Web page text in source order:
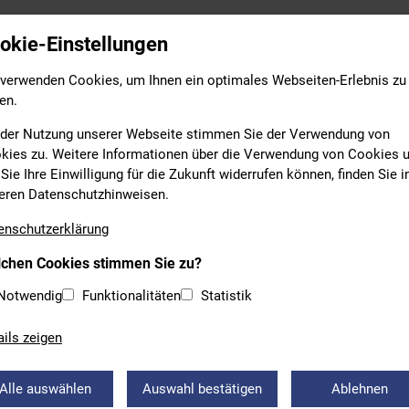
Leistungs- & Wettkampfsport
+ BAYERNCUP 2.
STRAUBING
Parkstetten bei Straubing fand am Samstag der letzte
DieInternationalen Bayerischen aquafeel
desBayerncupsstanden an. DerSchwimmverein
Einstellungen
Cookies, um Ihnen ein optimales Webseiten-Erlebnis zu
Nutzung unserer Webseite stimmen Sie der Verwendung von
zu. Weitere Informationen über die Verwendung von Cookies
Ihre Einwilligung für die Zukunft widerrufen können, finden Sie
Datenschutzhinweisen.
Cookies stimmen Sie zu?
Funktionalitäten Statistik
zeigen
Alle auswählen Auswahl bestätigen Ablehnen